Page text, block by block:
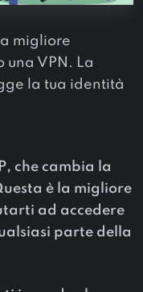
migliore
una VPN. La
la tua identità
che cambia la
è la migliore
ad accedere
parte della